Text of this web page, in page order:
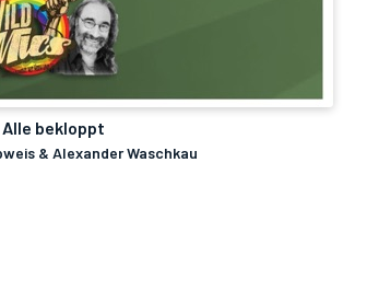
Alle bekloppt
& Alexander Waschkau